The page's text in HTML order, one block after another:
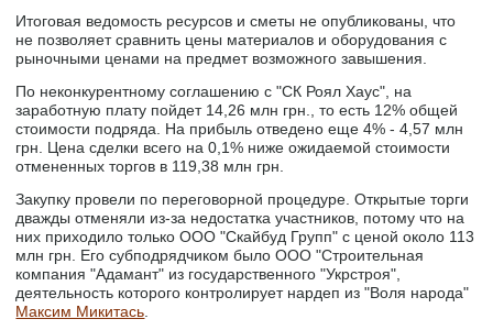
Итоговая ведомость ресурсов и сметы не опубликованы, что
не позволяет сравнить цены материалов и оборудования с
рыночными ценами на предмет возможного завышения.
По неконкурентному соглашению с "СК Роял Хаус", на
заработную плату пойдет 14,26 млн грн., то есть 12% общей
стоимости подряда. На прибыль отведено еще 4% - 4,57 млн
грн. Цена сделки всего на 0,1% ниже ожидаемой стоимости
отмененных торгов в 119,38 млн грн.
Закупку провели по переговорной процедуре. Открытые торги
дважды отменяли из-за недостатка участников, потому что на
них приходило только ООО "Скайбуд Групп" с ценой около 113
млн грн. Его субподрядчиком было ООО "Строительная
компания "Адамант" из государственного "Укрстроя",
деятельность которого контролирует нардеп из "Воля народа"
Максим Микитась